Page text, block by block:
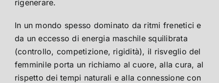
rigenerare.
In un mondo spesso dominato da ritmi frenetici e
da un eccesso di energia maschile squilibrata
(controllo, competizione, rigidità), il risveglio del
femminile porta un richiamo al cuore, alla cura, al
rispetto dei tempi naturali e alla connessione con